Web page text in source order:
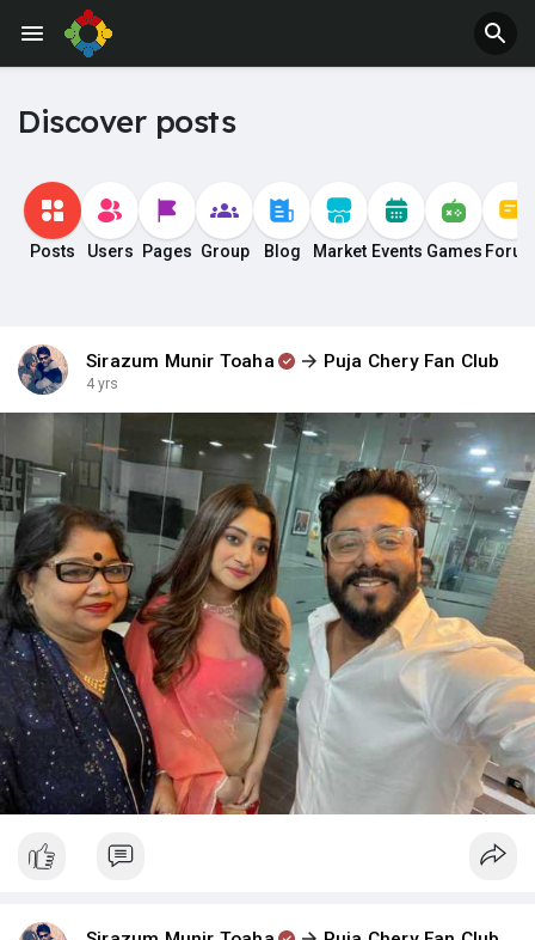
Discover posts
Posts Users Pages Group Blog Market Events Games
Sirazum Munir Toaha Puja Chery Fan Club
4 yrs